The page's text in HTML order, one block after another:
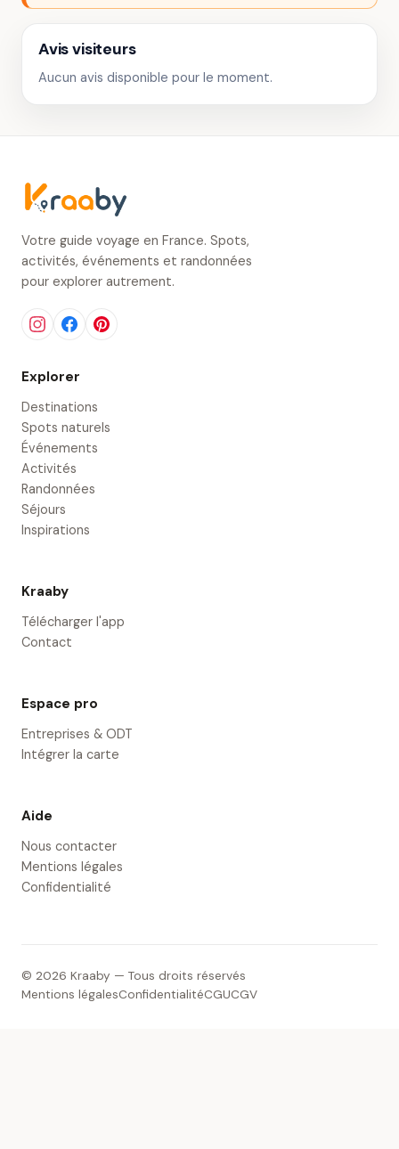
Avis visiteurs
Aucun avis disponible pour le moment.
Votre guide voyage en France. Spots,
activités, événements et randonnées
pour explorer autrement.
Explorer
Destinations
Spots naturels
Événements
Activités
Randonnées
Séjours
Inspirations
Kraaby
Télécharger l'app
Contact
Espace pro
Entreprises & ODT
Intégrer la carte
Aide
Nous contacter
Mentions légales
Confidentialité
© 2026 Kraaby — Tous droits réservés
Mentions légalesConfidentialitéCGUCGV